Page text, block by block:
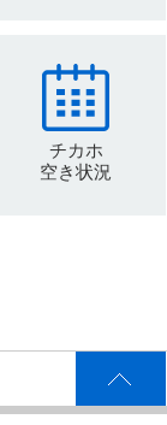
チカホ
空き状況